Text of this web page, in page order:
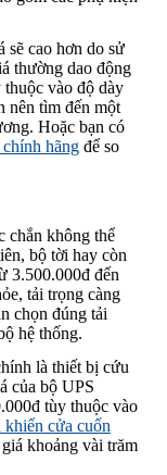
cao hơn do sử
thường dao động
vào độ dày
nên tìm đến một
Hoặc bạn có
hãngđể so
chắn không thể
bộ tời hay còn
3.500.000đ đến
tải trọng càng
chọn đúng tải
hệ thống.
là thiết bị cứu
của bộ UPS
tùy thuộc vào
khiển cửa cuốn
khoảng vài trăm